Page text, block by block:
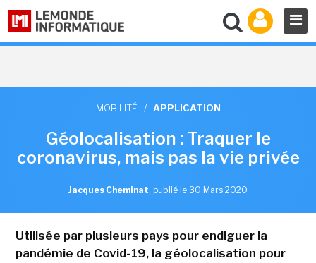
MOBILITÉ / APPLICATION
Géolocalisation : Traquer le
coronavirus, mais pas la vie privée
Jacques Cheminat, publié le 30 Mars 2020
Utilisée par plusieurs pays pour endiguer la
pandémie de Covid-19, la géolocalisation pour